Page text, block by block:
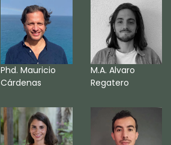
Phd. Mauricio
Cárdenas
M.A. Alvaro
Regatero